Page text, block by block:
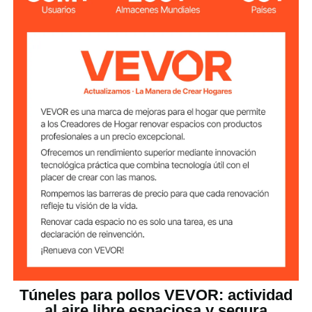
Material principal Q195
Tamaño del
producto
400 x 100 x 61,5 cm/13,12 x
3,28 x 2,01 pies
Túneles para pollos VEVOR: actividad